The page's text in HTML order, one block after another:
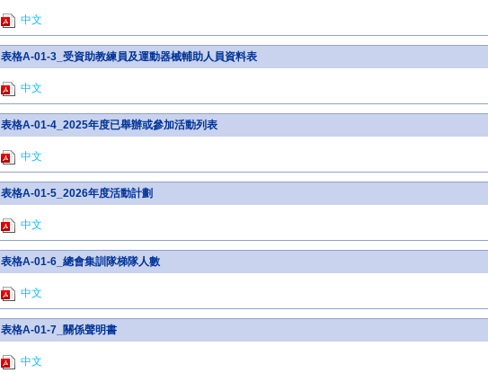
中文
表格A-01-3_受資助教練員及運動器械輔助人員資料表
中文
表格A-01-4_2025年度已舉辦或參加活動列表
中文
表格A-01-5_2026年度活動計劃
中文
表格A-01-6_總會集訓隊梯隊人數
中文
表格A-01-7_關係聲明書
中文